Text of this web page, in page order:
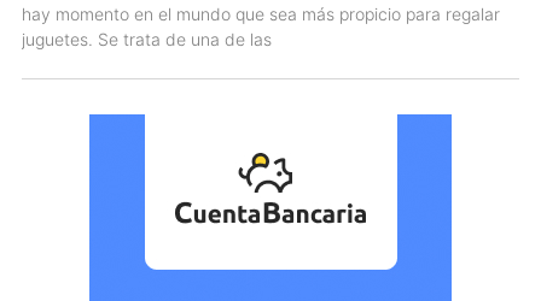
hay momento en el mundo que sea más propicio para regalar
juguetes. Se trata de una de las